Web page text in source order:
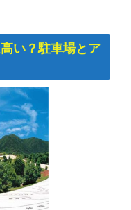
い？駐車場とア